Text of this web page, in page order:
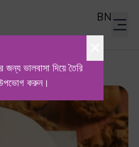
ভালবাসা দিয়ে তৈরি
করুন।
BN